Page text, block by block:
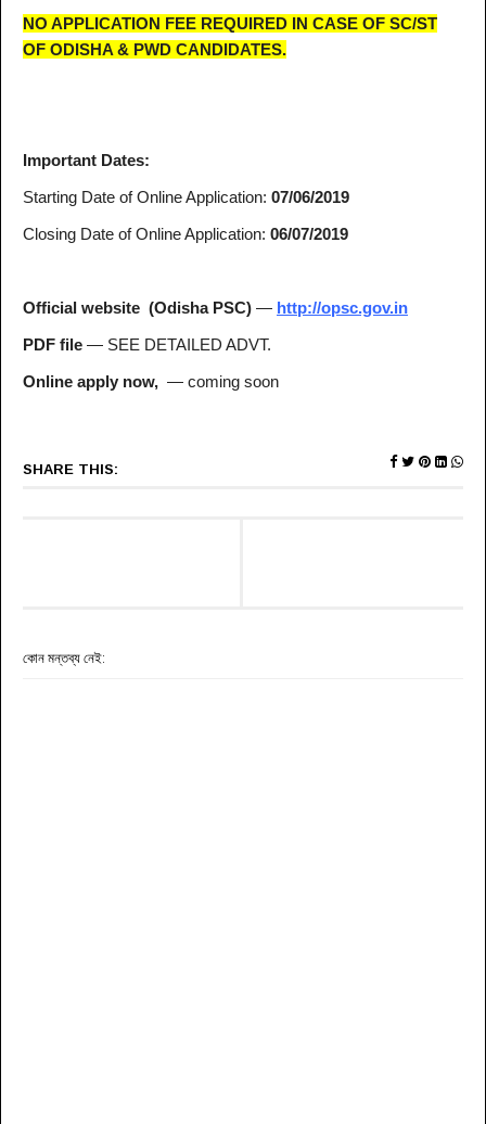
NO APPLICATION FEE REQUIRED IN CASE OF SC/ST
OF ODISHA & PWD CANDIDATES.
Important Dates:
Starting Date of Online Application: 07/06/2019
Closing Date of Online Application: 06/07/2019
Official website (Odisha PSC) — http://opsc.gov.in
PDF file — SEE DETAILED ADVT.
Online apply now, — coming soon
SHARE THIS:
কোন মন্তব্য নেই: